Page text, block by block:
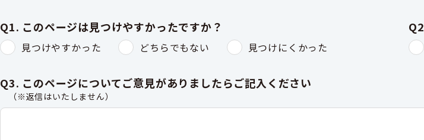
Q1. このページは見つけやすかったですか？
見つけやすかった どちらでもない 見つけにくかった
Q3. このページについてご意見がありましたらご記入ください
（※返信はいたしません）